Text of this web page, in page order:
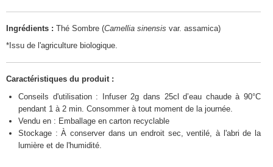
Ingrédients : Thé Sombre (Camellia sinensis var. assamica)
*Issu de l'agriculture biologique.
Caractéristiques du produit :
Conseils d'utilisation : Infuser 2g dans 25cl d’eau chaude à 90°C
pendant 1 à 2 min. Consommer à tout moment de la journée.
Vendu en : Emballage en carton recyclable
Stockage : À conserver dans un endroit sec, ventilé, à l'abri de la
lumière et de l'humidité.